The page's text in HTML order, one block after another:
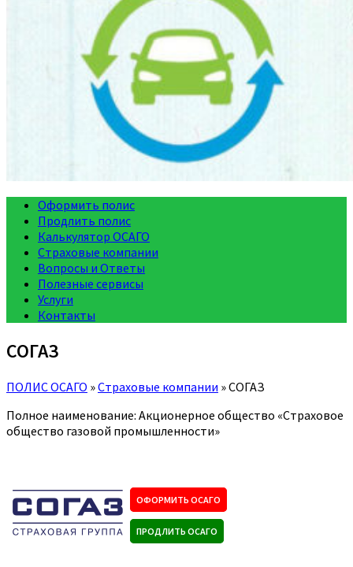
Оформить полис
Продлить полис
Калькулятор ОСАГО
Страховые компании
Вопросы и Ответы
Полезные сервисы
Услуги
Контакты
СОГАЗ
ПОЛИС ОСАГО »Страховые компании »СОГАЗ
Полное наименование: Акционерное общество «Страховое
общество газовой промышленности»
ОФОРМИТЬ ОСАГО
ПРОДЛИТЬ ОСАГО